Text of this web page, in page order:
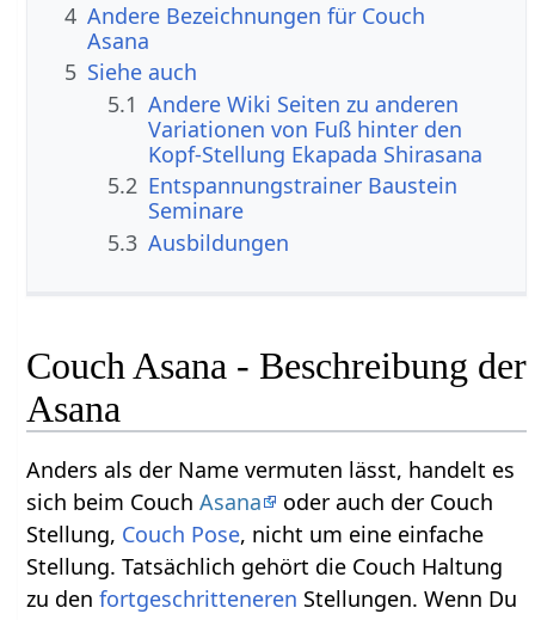
4 Andere Bezeichnungen für Couch
Asana
5 Siehe auch
5.1 Andere Wiki Seiten zu anderen
Variationen von Fuß hinter den
Kopf-Stellung Ekapada Shirasana
5.2 Entspannungstrainer Baustein
Seminare
5.3 Ausbildungen
Couch Asana - Beschreibung der
Asana
Anders als der Name vermuten lässt, handelt es
sich beim CouchAsana
oder auch der Couch
Stellung, Couch Pose, nicht um eine einfache
Stellung. Tatsächlich gehört die Couch Haltung
zu denfortgeschritteneren Stellungen. Wenn Du